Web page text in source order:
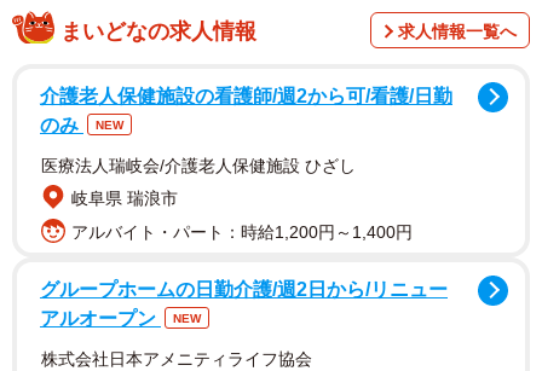
まいどなの求人情報 求人情報一覧へ
介護老人保健施設の看護師/週2から可/看護/日勤
のみ
NEW
医療法人瑞岐会/介護老人保健施設 ひざし
岐阜県 瑞浪市
アルバイト・パート：時給1,200円～1,400円
グループホームの日勤介護/週2日から/リニュー
アルオープン
NEW
株式会社日本アメニティライフ協会